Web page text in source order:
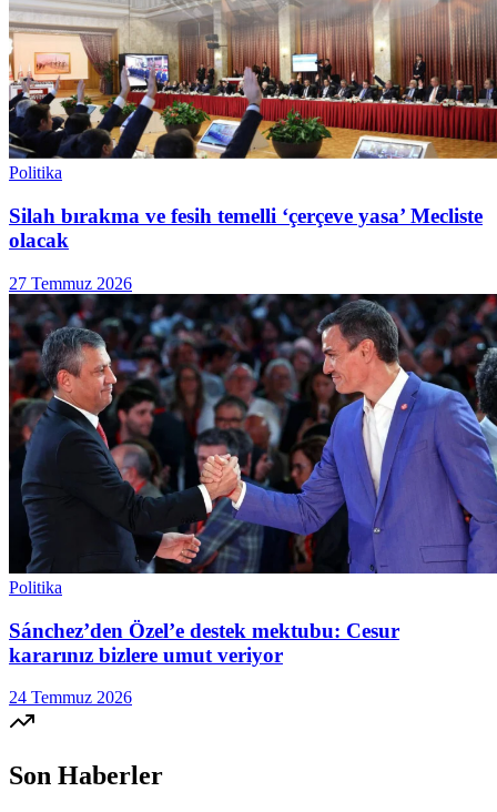
Politika
Silah bırakma ve fesih temelli ‘çerçeve yasa’ Mecliste
olacak
27 Temmuz 2026
Politika
Sánchez’den Özel’e destek mektubu: Cesur
kararınız bizlere umut veriyor
24 Temmuz 2026
Son Haberler